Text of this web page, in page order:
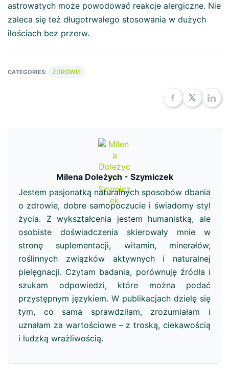
astrowatych może powodować reakcje alergiczne. Nie
zaleca się też długotrwałego stosowania w dużych
ilościach bez przerw.
CATEGORIES: ZDROWIE
Milena Doleżych - Szymiczek
Jestem pasjonatką naturalnych sposobów dbania
o zdrowie, dobre samopoczucie i świadomy styl
życia. Z wykształcenia jestem humanistką, ale
osobiste doświadczenia skierowały mnie w
stronę suplementacji, witamin, minerałów,
roślinnych związków aktywnych i naturalnej
pielęgnacji. Czytam badania, porównuję źródła i
szukam odpowiedzi, które można podać
przystępnym językiem. W publikacjach dzielę się
tym, co sama sprawdziłam, zrozumiałam i
uznałam za wartościowe – z troską, ciekawością
i ludzką wrażliwością.